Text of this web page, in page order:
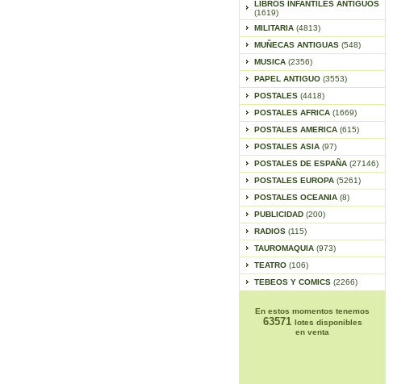
LIBROS INFANTILES ANTIGUOS
(1619)
MILITARIA (4813)
MUÑECAS ANTIGUAS (548)
MUSICA (2356)
PAPEL ANTIGUO (3553)
POSTALES (4418)
POSTALES AFRICA (1669)
POSTALES AMERICA (615)
POSTALES ASIA (97)
POSTALES DE ESPAÑA (27146)
POSTALES EUROPA (5261)
POSTALES OCEANIA (8)
PUBLICIDAD (200)
RADIOS (115)
TAUROMAQUIA (973)
TEATRO (106)
TEBEOS Y COMICS (2266)
En estos momentos tenemos
63571 lotes disponibles
en venta